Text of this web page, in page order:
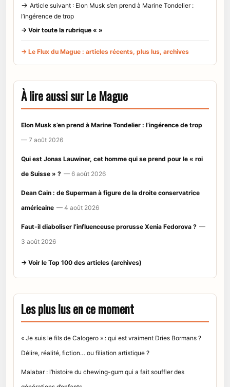
→ Article suivant : Elon Musk s’en prend à Marine Tondelier :
l’ingérence de trop
→ Voir toute la rubrique « »
→ Le Flux du Mague : articles récents, plus lus, archives
À lire aussi sur Le Mague
Elon Musk s’en prend à Marine Tondelier : l’ingérence de trop
— 7 août 2026
Qui est Jonas Lauwiner, cet homme qui se prend pour le « roi
de Suisse » ? — 6 août 2026
Dean Cain : de Superman à figure de la droite conservatrice
américaine — 4 août 2026
Faut-il diaboliser l’influenceuse prorusse Xenia Fedorova ? —
3 août 2026
→ Voir le Top 100 des articles (archives)
Les plus lus en ce moment
« Je suis le fils de Calogero » : qui est vraiment Dries Bormans ?
Délire, réalité, fiction… ou filiation artistique ?
Malabar : l’histoire du chewing-gum qui a fait souffler des